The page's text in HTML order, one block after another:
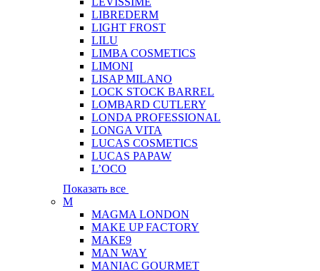
LIBREDERM
LIGHT FROST
LILU
LIMBA COSMETICS
LIMONI
LISAP MILANO
LOCK STOCK BARREL
LOMBARD CUTLERY
LONDA PROFESSIONAL
LONGA VITA
LUCAS COSMETICS
LUCAS PAPAW
L’OCO
Показать все
M
MAGMA LONDON
MAKE UP FACTORY
MAKE9
MAN WAY
MANIAC GOURMET